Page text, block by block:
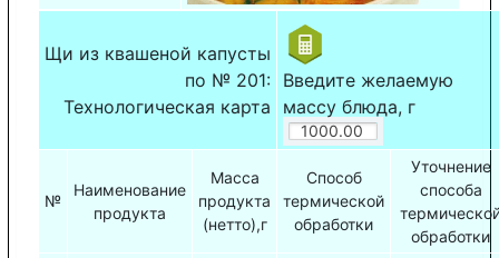
Щи из квашеной капусты
по № 201:
Технологическая карта
Введите желаемую
массу блюда, г
№
Наименование
продукта
Масса
продукта
(нетто),г
Способ
термической
обработки
Уточнение
способа
обработки